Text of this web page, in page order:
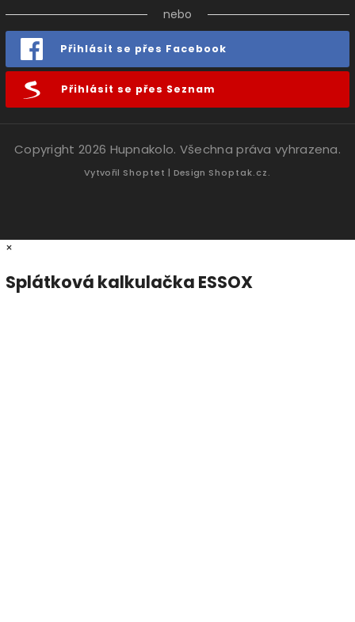
nebo
Přihlásit se přes Facebook
Přihlásit se přes Seznam
Copyright 2026 Hupnakolo. Všechna práva vyhrazena.
Vytvořil Shoptet | Design Shoptak.cz.
×
Splátková kalkulačka ESSOX